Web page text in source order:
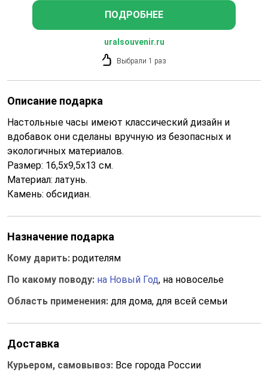
ПОДРОБНЕЕ
uralsouvenir.ru
Выбрали 1 раз
Описание подарка
Настольные часы имеют классический дизайн и
вдобавок они сделаны вручную из безопасных и
экологичных материалов.
Размер: 16,5х9,5х13 см.
Материал: латунь.
Камень: обсидиан.
Назначение подарка
Кому дарить: родителям
По какому поводу: на Новый Год, на новоселье
Область применения: для дома, для всей семьи
Доставка
Курьером, самовывоз: Все города России